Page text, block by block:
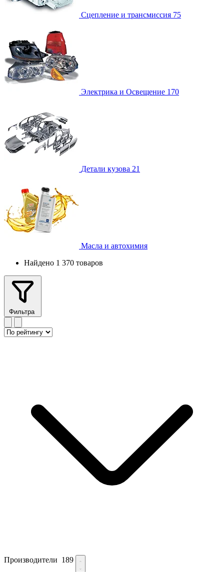
Сцепление и трансмиссия 75
Электрика и Освещение 170
Детали кузова 21
Масла и автохимия
Найдено 1 370 товаров
Фильтра
Производители 189